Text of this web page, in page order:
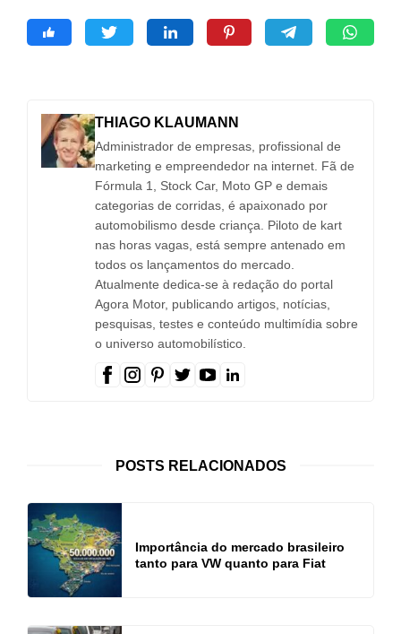
THIAGO KLAUMANN
Administrador de empresas, profissional de
marketing e empreendedor na internet. Fã de
Fórmula 1, Stock Car, Moto GP e demais
categorias de corridas, é apaixonado por
automobilismo desde criança. Piloto de kart
nas horas vagas, está sempre antenado em
todos os lançamentos do mercado.
Atualmente dedica-se à redação do portal
Agora Motor, publicando artigos, notícias,
pesquisas, testes e conteúdo multimídia sobre
o universo automobilístico.
POSTS RELACIONADOS
Importância do mercado brasileiro
tanto para VW quanto para Fiat